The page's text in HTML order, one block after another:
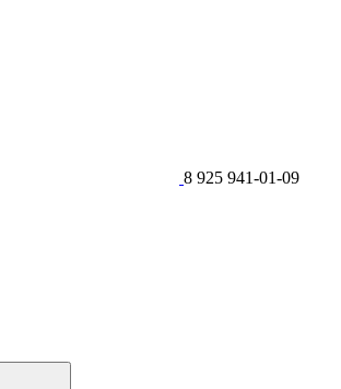
8 925 941-01-09